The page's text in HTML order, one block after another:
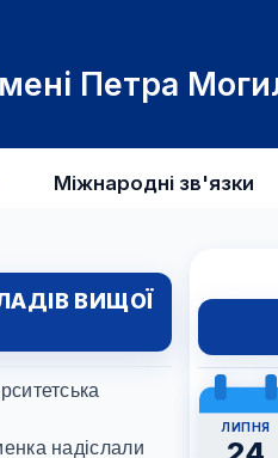
Петра
Міжнародні зв'язки
ВИЩОЇ
надіслали
ЛИПНЯ